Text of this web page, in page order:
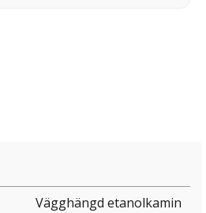
Vägghängd etanolkamin